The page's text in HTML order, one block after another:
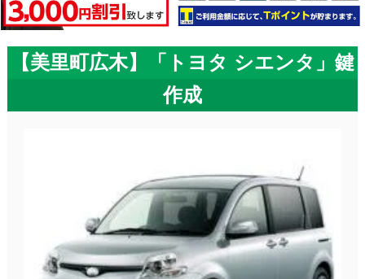
【美里町広木】「トヨタ シエンタ」鍵
作成